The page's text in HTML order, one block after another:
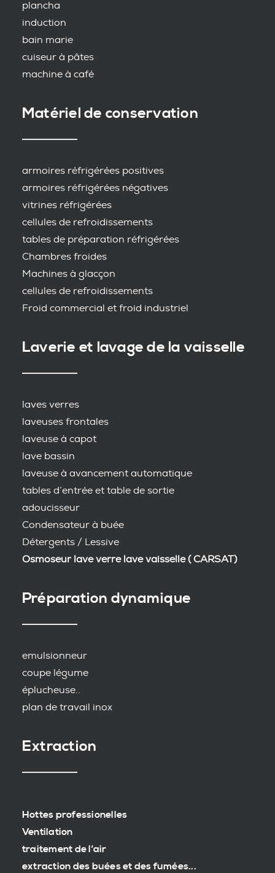
plancha
induction
bain marie
cuiseur à pâtes
machine à café
Matériel de conservation
armoires réfrigérées positives
armoires réfrigérées négatives
vitrines réfrigérées
cellules de refroidissements
tables de préparation réfrigérées
Chambres froides
Machines à glacçon
cellules de refroidissements
Froid commercial et froid industriel
Laverie et lavage de la vaisselle
laves verres
laveuses frontales
laveuse à capot
lave bassin
laveuse à avancement automatique
tables d’entrée et table de sortie
adoucisseur
Condensateur à buée
Détergents / Lessive
Osmoseur lave verre lave vaisselle ( CARSAT)
Préparation dynamique
emulsionneur
coupe légume
éplucheuse..
plan de travail inox
Extraction
Hottes professionelles
Ventilation
traitement de l’air
extraction des buées et des fumées...